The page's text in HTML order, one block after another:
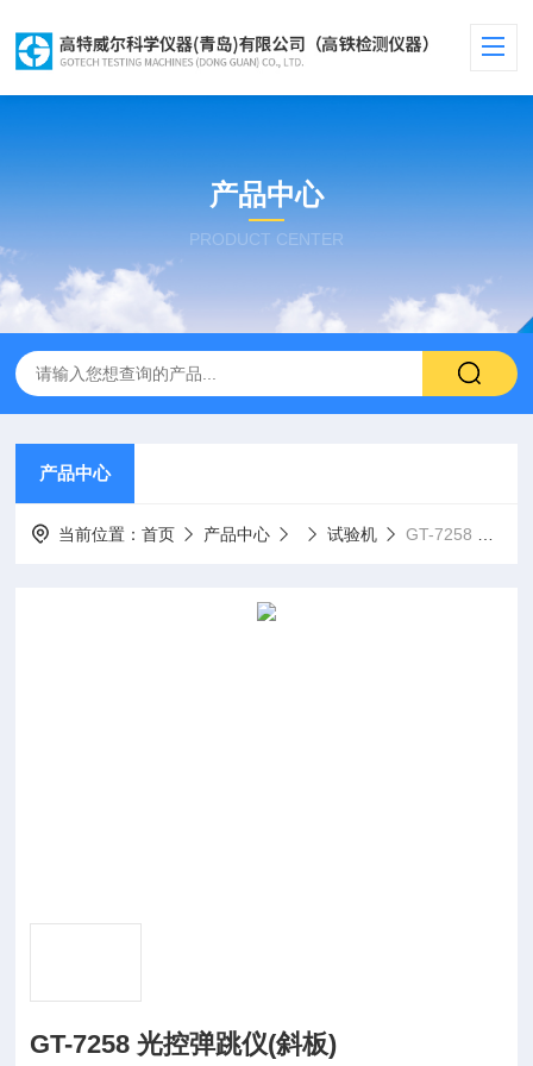
产品中心
PRODUCT CENTER
产品中心
当前位置：首页 产品中心 试验机 GT-7258 光控弹跳仪(斜板)
GT-7258 光控弹跳仪(斜板)